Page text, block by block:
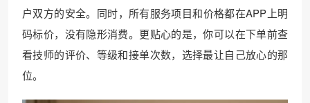
户双方的安全。同时，所有服务项目和价格都在APP上明
码标价，没有隐形消费。更贴心的是，你可以在下单前查
看技师的评价、等级和接单次数，选择最让自己放心的那
位。